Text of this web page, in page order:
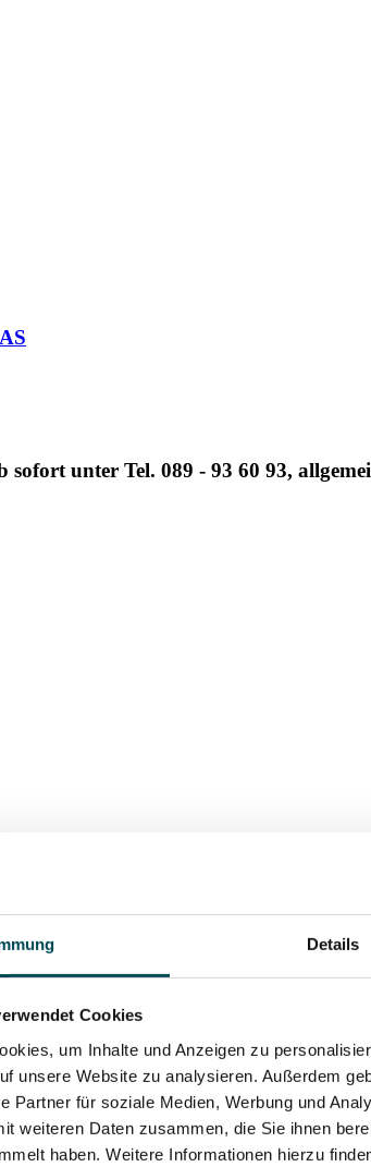
Details
Cookies
um Inhalte und Anzeigen zu
unsere Website zu analysieren. Außerdem
Partner für soziale Medien, Werbung und
weiteren Daten zusammen, die Sie ihnen
haben. Weitere Informationen hierzu
unter Tel. 089 - 93 60 93,
unter Tel. 089 - 93 60 93,